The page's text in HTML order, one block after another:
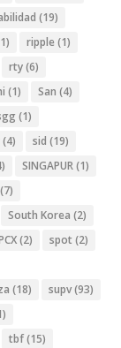
(19)
ripple (1)
rty(6)
(1) San (4)
(1)
(4) sid (19)
SINGAPUR(1)
(7)
South Korea (2)
(2) spot (2)
(18) supv(93)
tbf(15)